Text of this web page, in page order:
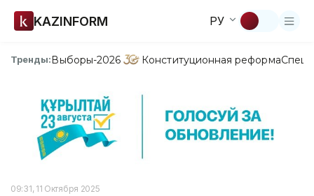
KAZINFORM РУ
Тренды:Выборы-2026 Конституционная реформа
09:31, 11 Октября 2025